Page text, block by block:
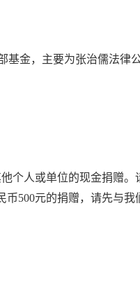
基金，主要为张治儒法律
个人或单位的现金捐赠
500元的捐赠，请先与我